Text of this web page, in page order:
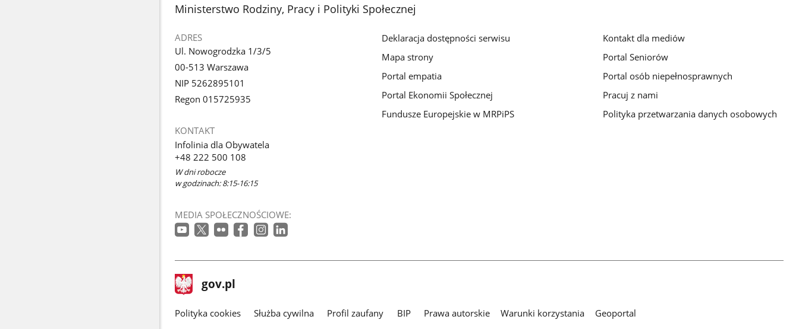
stopka
Ministerstwo Rodziny, Pracy i Polityki Społecznej
ADRES
Ul. Nowogrodzka 1/3/5
00-513 Warszawa
NIP 5262895101
Regon 015725935
KONTAKT
Infolinia dla Obywatela
+48 222 500 108
W dni robocze
w godzinach: 8:15-16:15
MEDIA SPOŁECZNOŚCIOWE:
Deklaracja dostępności serwisu
Mapa strony
Portal empatia
Portal Ekonomii Społecznej
Fundusze Europejskie w MRPiPS
Kontakt dla mediów
Portal Seniorów
Portal osób niepełnosprawnych
Pracuj z nami
Polityka przetwarzania danych osobowych
stopka
gov.pl Strona
gov.pl
gov.pl
Polityka cookies Służba cywilna Profil zaufany BIP Prawa autorskie Warunki korzystania
Geoportal